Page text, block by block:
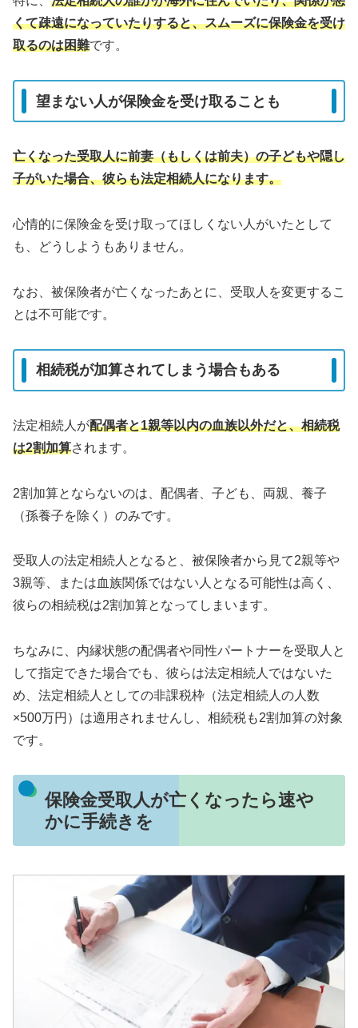
くて疎遠になっていたりすると、スムーズに保険金を受け
取るのは困難です。
望まない人が保険金を受け取ることも
亡くなった受取人に前妻（もしくは前夫）の子どもや隠し
子がいた場合、彼らも法定相続人になります。
心情的に保険金を受け取ってほしくない人がいたとして
も、どうしようもありません。
なお、被保険者が亡くなったあとに、受取人を変更するこ
とは不可能です。
相続税が加算されてしまう場合もある
法定相続人が配偶者と1親等以内の血族以外だと、相続税
は2割加算されます。
2割加算とならないのは、配偶者、子ども、両親、養子
（孫養子を除く）のみです。
受取人の法定相続人となると、被保険者から見て2親等や
3親等、または血族関係ではない人となる可能性は高く、
彼らの相続税は2割加算となってしまいます。
ちなみに、内縁状態の配偶者や同性パートナーを受取人と
して指定できた場合でも、彼らは法定相続人ではないた
め、法定相続人としての非課税枠（法定相続人の人数
×500万円）は適用されませんし、相続税も2割加算の対象
です。
保険金受取人が亡くなったら速や
かに手続きを